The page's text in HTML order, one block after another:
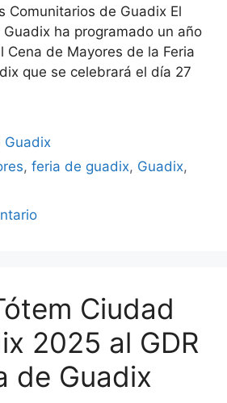
Comunitarios de Guadix El
ha programado un año
Cena de Mayores de la Feria
que se celebrará el día 27
Guadix
,feria de guadix, Guadix,
Ciudad
2025 al GDR
de Guadix